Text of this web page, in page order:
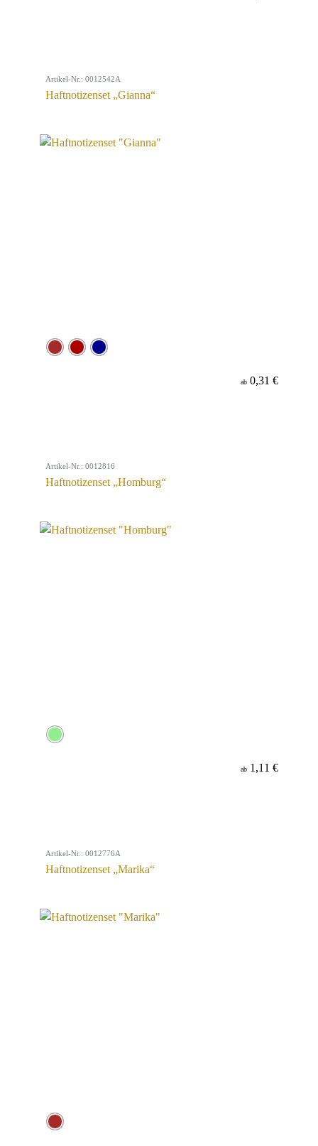
Artikel-Nr.: 0012542A
Haftnotizenset „Gianna“
ab 0,31 €
Artikel-Nr.: 0012816
Haftnotizenset „Homburg“
ab 1,11 €
Artikel-Nr.: 0012776A
Haftnotizenset „Marika“